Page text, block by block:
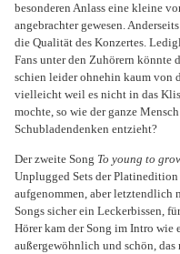
besonderen Anlass eine kleine
angebrachter gewesen.
die Qualität des Konzertes.
Fans unter den Zuhörern könnte
schien leider ohnehin kaum von
vielleicht weil es nicht in das
mochte, so wie der ganze
Schubladendenken entzieht?
Der zweite Song To young to
Unplugged Sets der Platinedition
aufgenommen, aber letztendlich
Songs sicher ein Leckerbissen,
Hörer kam der Song im Intro wie
außergewöhnlich und schön, das